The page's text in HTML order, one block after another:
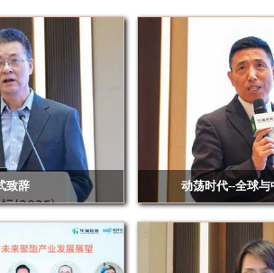
素环境技术有限公司
环保材料科技有限公司
和资本管理有限公司
中期期货有限公司
业塑料贸易有限公司
合石油化工有限公司
海通达石化有限公司
期货股份有限公司
港城铁路
致辞
限公司 总经理 赖天明
动荡时代--全球
南华期货首席经济学家兼
院长朱